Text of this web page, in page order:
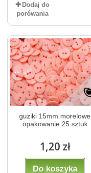
Dodaj do
porówania
guziki 15mm morelowe
opakowanie 25 sztuk
1,20 zł
Do koszyka